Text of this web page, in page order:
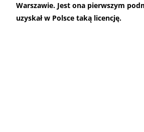
Warszawie. Jest ona pierwszym
uzyskał w Polsce taką licencję.